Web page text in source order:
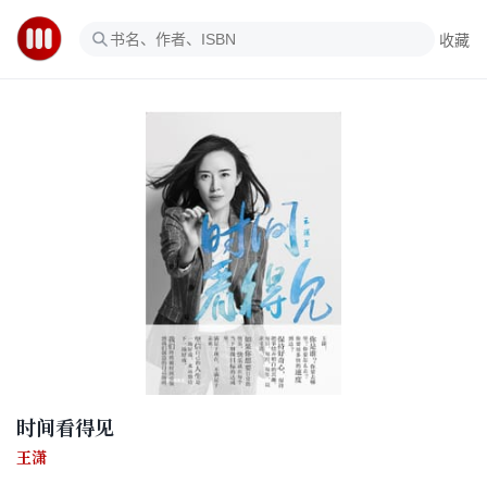
收藏
时间看得见
王潇